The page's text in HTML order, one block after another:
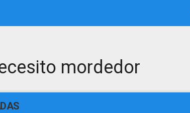
mordedor